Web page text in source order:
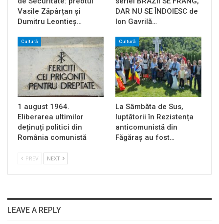
Vasile Zăpârțan și
Dumitru Leontieș…
DAR NU SE ÎNDOIESC de
Ion Gavrilă…
Cultură
1 august 1964.
Eliberarea ultimilor
deținuți politici din
România comunistă
Cultură
La Sâmbăta de Sus,
luptătorii în Rezistența
anticomunistă din
Făgăraș au fost…
PREV NEXT
LEAVE A REPLY